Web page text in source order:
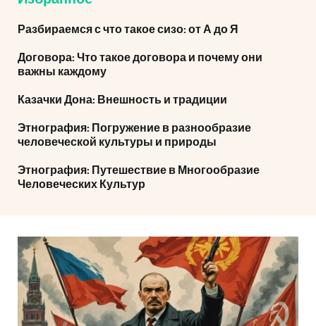
Разбираемся с что такое сизо: от А до Я
Договора: Что такое договора и почему они
важны каждому
Казачки Дона: Внешность и традиции
Этнография: Погружение в разнообразие
человеческой культуры и природы
Этнография: Путешествие в Многообразие
Человеческих Культур